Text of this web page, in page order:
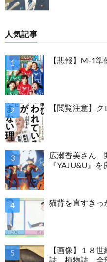
人気記事
【悲報】M-1
【閲覧注意】
広瀬香美さん
『YAJU&U』
猫背を直すきっ
【画像】１８
誌、植物誌、全